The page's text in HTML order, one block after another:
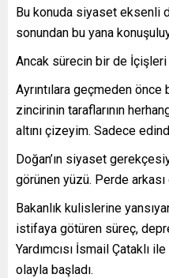
Bu konuda siyaset eksenli
sonundan bu yana
Ancak sürecin bir de İçişleri
Ayrıntılara geçmeden önce
zincirinin taraflarının
altını çizeyim. Sadece
Doğan’ın siyaset
görünen yüzü. Perde arkası
Bakanlık kulislerine
istifaya götüren süreç,
Yardımcısı İsmail Çataklı
olayla başladı.